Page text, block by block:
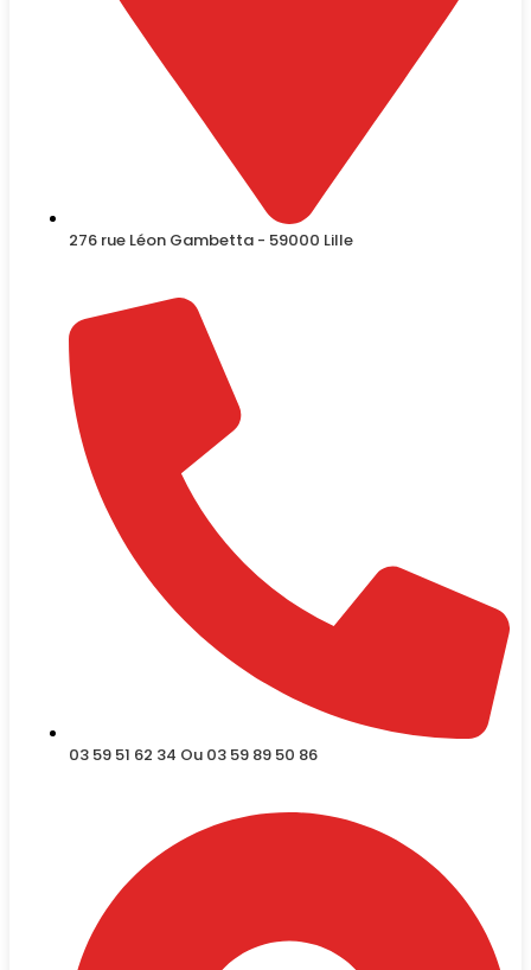
276 rue Léon Gambetta - 59000 Lille
03 59 51 62 34 Ou 03 59 89 50 86